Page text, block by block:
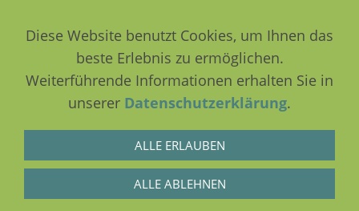
NAVIGATION EINBLENDEN
26.06. -
Diese Website benutzt Cookies, um Ihnen das
beste Erlebnis zu ermöglichen.
Weiterführende Informationen erhalten Sie in
unserer Datenschutzerklärung.
ALLE ERLAUBEN
ALLE ABLEHNEN